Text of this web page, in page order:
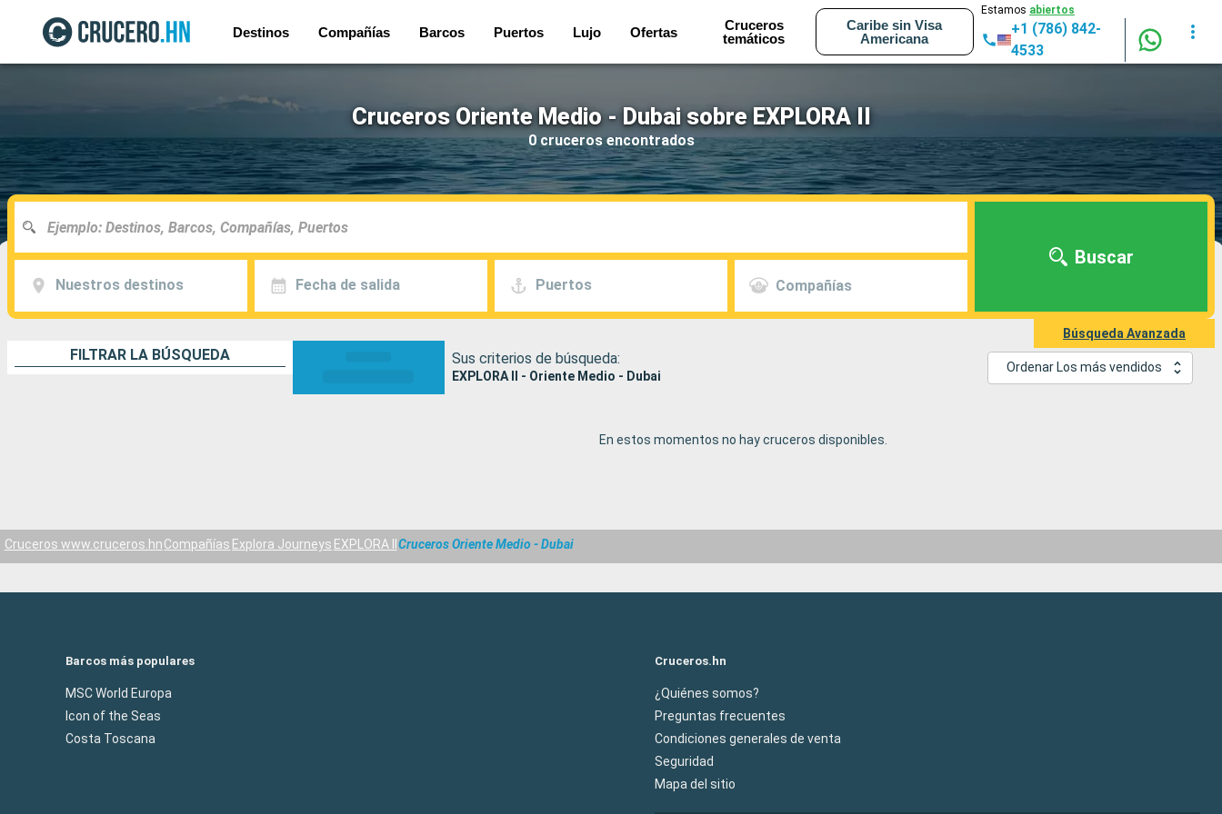
Destinos Compañías Barcos Puertos Lujo Ofertas
Cruceros
temáticos
Caribe sin Visa
Americana
Estamos abiertos
+1 (786) 842-
4533
Cruceros Oriente Medio - Dubai sobre EXPLORA II
0 cruceros encontrados
Nuestros destinos Fecha de salida Puertos Compañías
Buscar
Búsqueda Avanzada
FILTRAR LA BÚSQUEDA Sus criterios de búsqueda:
EXPLORA II - Oriente Medio - Dubai
Ordenar Los más vendidos
En estos momentos no hay cruceros disponibles.
Cruceros www.cruceros.hnCompañías Explora Journeys EXPLORA II Cruceros Oriente Medio - Dubai
Barcos más populares
MSC World Europa
Icon of the Seas
Costa Toscana
Cruceros.hn
¿Quiénes somos?
Preguntas frecuentes
Condiciones generales de venta
Seguridad
Mapa del sitio